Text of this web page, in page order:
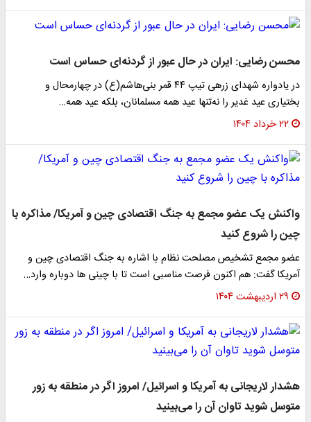
محسن رضایی: ایران در حال عبور از گردنه‌ای حساس است
در یادواره شهدای زرهی تیپ ۴۴ قمر بنی‌هاشم(ع) در چهارمحال و
بختیاری عید غدیر را نه‌تنها عید همه مسلمانان، بلکه عید همه…
۲۲ خرداد ۱۴۰۴
واکنش یک عضو مجمع به جنگ اقتصادی چین و آمریکا/ مذاکره با
چین را شروع کنید
عضو مجمع تشخیص مصلحت نظام با اشاره به جنگ اقتصادی چین و
آمریکا گفت: هم اکنون فرصت مناسبی است تا با چینی ها دوباره وارد…
۲۹ اردیبهشت ۱۴۰۴
هشدار لاریجانی به آمریکا و اسرائیل/ امروز اگر در منطقه به زور
متوسل شوید تاوان آن را می‌بینید